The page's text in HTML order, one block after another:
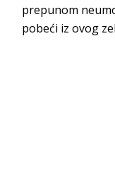
prepunom
pobeći iz ovog